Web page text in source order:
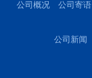
公司概况 公司寄语
公司新闻